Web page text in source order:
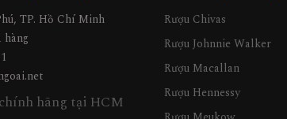
TP. Hồ Chí Minh
hãng tại HCM
Rượu Chivas
Rượu Johnnie Walker
Rượu Macallan
Rượu Hennessy